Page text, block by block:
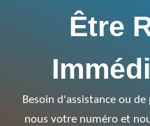
Être
Besoin d'assistance ou
nous votre numéro et